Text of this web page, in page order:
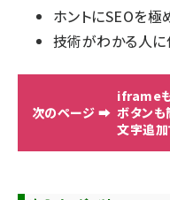
ホントにSEOを
技術がわかる人に
iframe
ボタン
文字追